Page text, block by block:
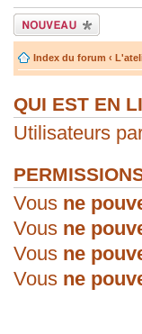
Écrire un nouveau
sujet
Index du forum ‹
QUI EST EN
Utilisateurs
Vous ne
Vous ne
Vous ne
Vous ne